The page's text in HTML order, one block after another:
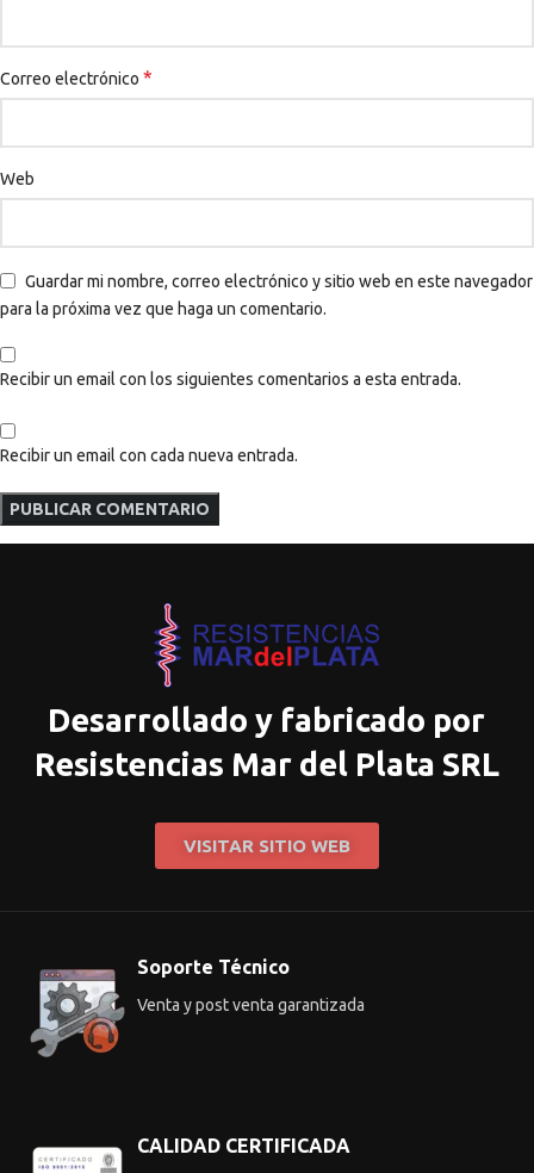
Correo electrónico *
Web
Guardar mi nombre, correo electrónico y sitio web en este navegador
para la próxima vez que haga un comentario.
Recibir un email con los siguientes comentarios a esta entrada.
Recibir un email con cada nueva entrada.
Desarrollado y fabricado por
Resistencias Mar del Plata SRL
VISITAR SITIO WEB
Soporte Técnico
Venta y post venta garantizada
CALIDAD CERTIFICADA